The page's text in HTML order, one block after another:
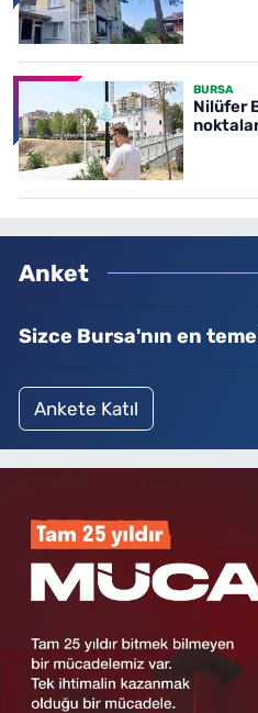
BURSA
Nilüfer
Anket
Sizce Bursa'nın en
Ankete Katıl